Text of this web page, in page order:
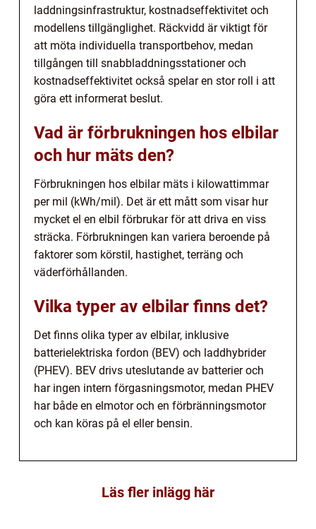
laddningsinfrastruktur, kostnadseffektivitet och
modellens tillgänglighet. Räckvidd är viktigt för
att möta individuella transportbehov, medan
tillgången till snabbladdningsstationer och
kostnadseffektivitet också spelar en stor roll i att
göra ett informerat beslut.
Vad är förbrukningen hos elbilar
och hur mäts den?
Förbrukningen hos elbilar mäts i kilowattimmar
per mil (kWh/mil). Det är ett mått som visar hur
mycket el en elbil förbrukar för att driva en viss
sträcka. Förbrukningen kan variera beroende på
faktorer som körstil, hastighet, terräng och
väderförhållanden.
Vilka typer av elbilar finns det?
Det finns olika typer av elbilar, inklusive
batterielektriska fordon (BEV) och laddhybrider
(PHEV). BEV drivs uteslutande av batterier och
har ingen intern förgasningsmotor, medan PHEV
har både en elmotor och en förbränningsmotor
och kan köras på el eller bensin.
Läs fler inlägg här